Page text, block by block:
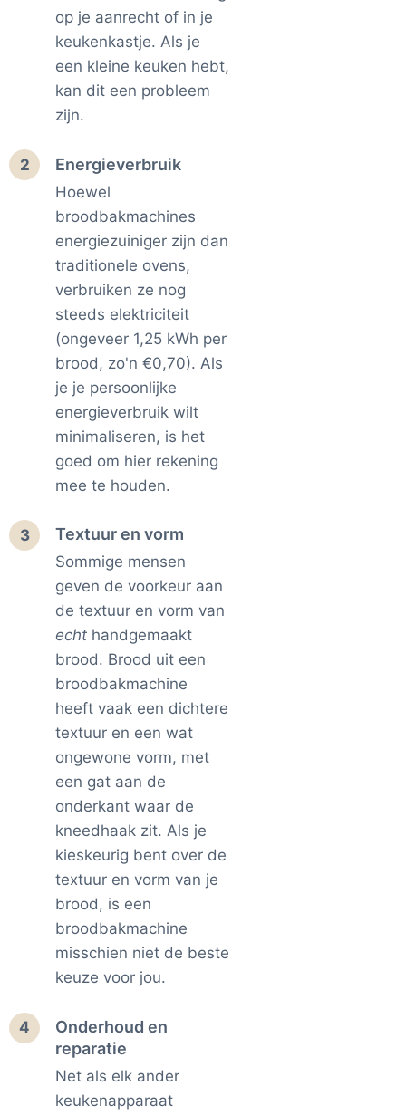
op je aanrecht of in je
keukenkastje. Als je
een kleine keuken hebt,
kan dit een probleem
zijn.
2 Energieverbruik
Hoewel
broodbakmachines
energiezuiniger zijn dan
traditionele ovens,
verbruiken ze nog
steeds elektriciteit
(ongeveer 1,25 kWh per
brood, zo'n €0,70). Als
je je persoonlijke
energieverbruik wilt
minimaliseren, is het
goed om hier rekening
mee te houden.
3 Textuur en vorm
Sommige mensen
geven de voorkeur aan
de textuur en vorm van
echt handgemaakt
brood. Brood uit een
broodbakmachine
heeft vaak een dichtere
textuur en een wat
ongewone vorm, met
een gat aan de
onderkant waar de
kneedhaak zit. Als je
kieskeurig bent over de
textuur en vorm van je
brood, is een
broodbakmachine
misschien niet de beste
keuze voor jou.
4
Onderhoud en
reparatie
Net als elk ander
keukenapparaat